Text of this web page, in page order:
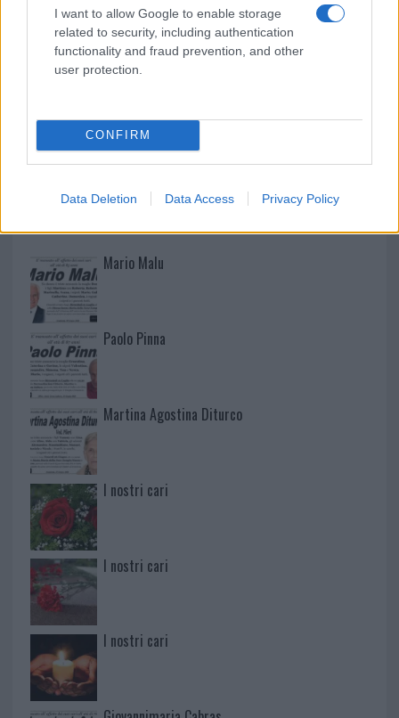
I want to allow Google to enable storage
related to security, including authentication
functionality and fraud prevention, and other
user protection.
CONFIRM
Data Deletion Data Access Privacy Policy
NECROLOGIE
Mario Malu
Paolo Pinna
Martina Agostina Diturco
I nostri cari
I nostri cari
I nostri cari